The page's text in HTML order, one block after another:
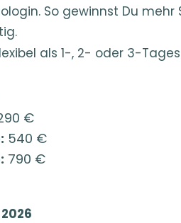
So gewinnst Du
als 1-, 2- oder 3-
€
540 €
790 €